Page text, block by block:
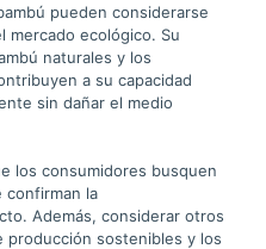
pueden considerarse
mercado ecológico. Su
naturales y los
a su capacidad
sin dañar el medio
los consumidores busquen
confirman la
Además, considerar otros
producción sostenibles y los